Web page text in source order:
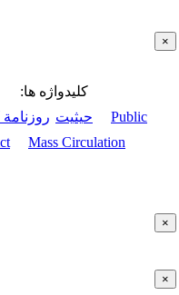
×
کلیدواژه ها:
حیثیت روزنامة
Public
Mass Circulation
×
×